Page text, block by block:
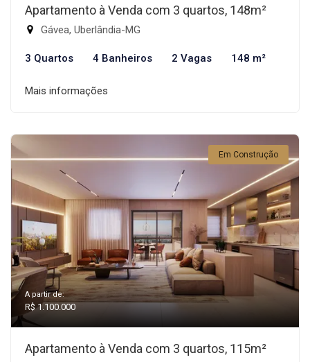
Apartamento à Venda com 3 quartos, 148m²
Gávea, Uberlândia-MG
3 Quartos 4 Banheiros 2 Vagas 148 m²
Mais informações
Em Construção
A partir de:
R$ 1.100.000
Apartamento à Venda com 3 quartos, 115m²